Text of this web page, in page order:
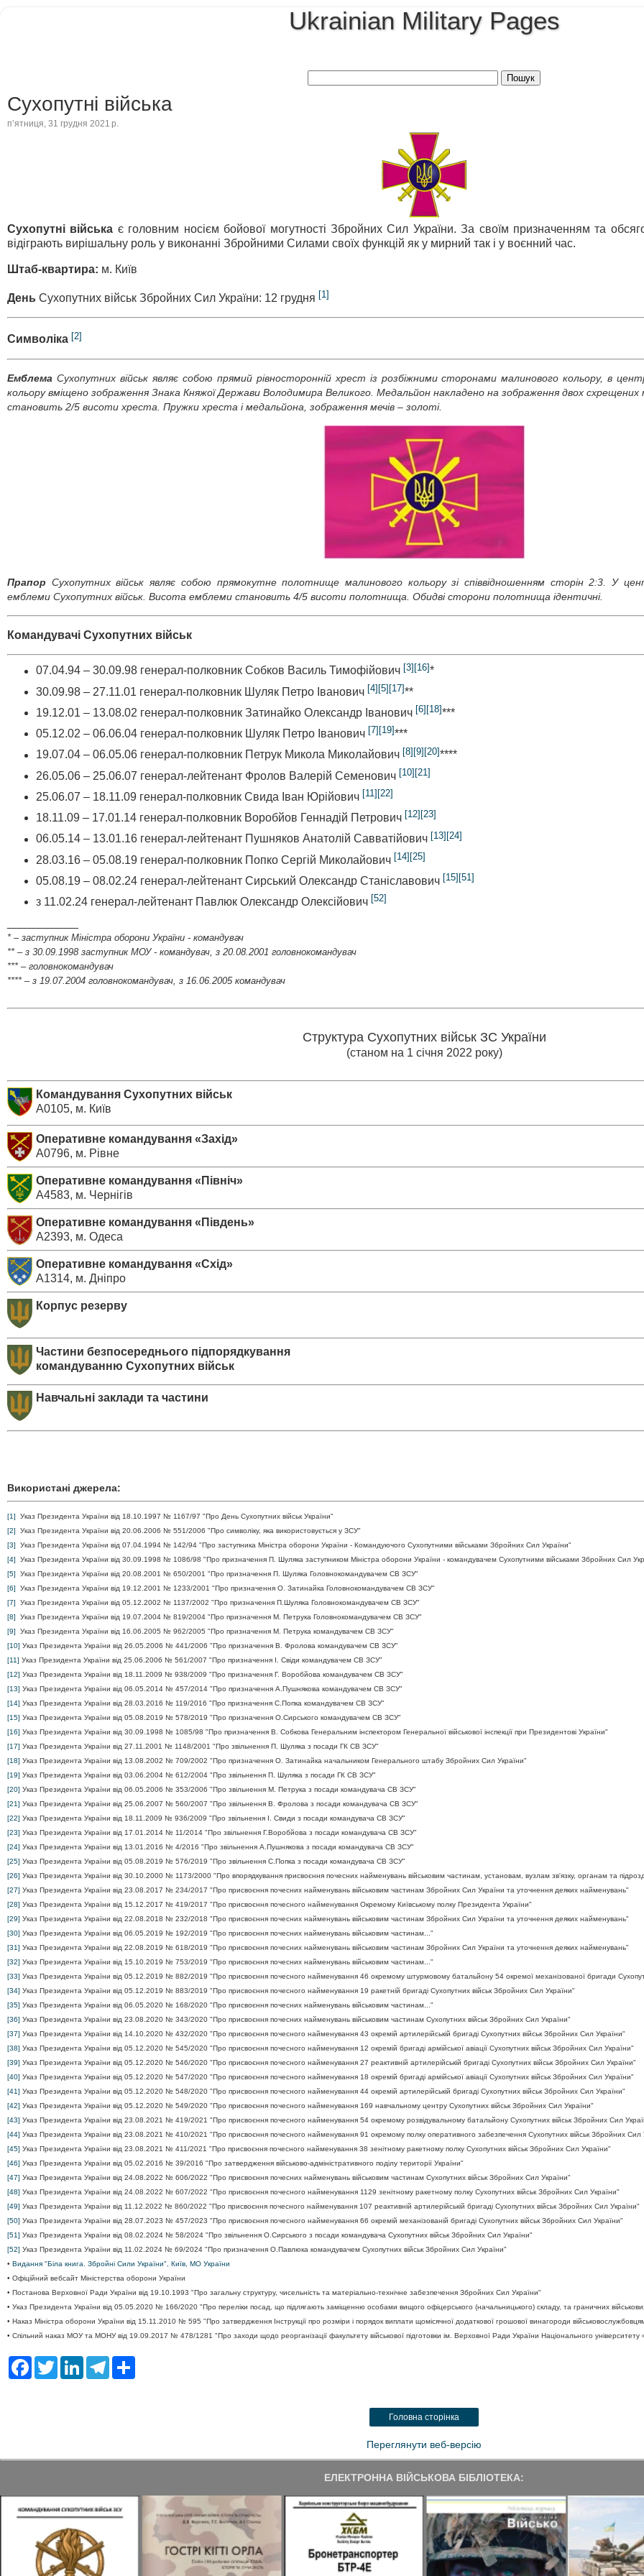
Ukrainian Military Pages
Сухопутні війська
пʼятниця, 31 грудня 2021 р.
Сухопутні війська є головним носієм бойової могутності Збройних Сил України. За своїм призначенням та
відіграють вирішальну роль у виконанні Збройними Силами своїх функцій як у мирний так і у воєнний час.
Штаб-квартира: м. Київ
День Сухопутних військ Збройних Сил України: 12 грудня [1]
Символіка [2]
Емблема Сухопутних військ являє собою прямий рівносторонній хрест із розбіжними сторонами малинового кольору, в
кольору вміщено зображення Знака Княжої Держави Володимира Великого. Медальйон накладено на зображення двох схрещених
становить 2/5 висоти хреста. Пружки хреста і медальйона, зображення мечів – золоті.
Прапор Сухопутних військ являє собою прямокутне полотнище малинового кольору зі співвідношенням сторін 2:3. У
емблеми Сухопутних військ. Висота емблеми становить 4/5 висоти полотнища. Обидві сторони полотнища ідентичні.
Командувачі Сухопутних військ
07.04.94 – 30.09.98 генерал-полковник Собков Василь Тимофійович [3][16]*
30.09.98 – 27.11.01 генерал-полковник Шуляк Петро Іванович [4][5][17]**
19.12.01 – 13.08.02 генерал-полковник Затинайко Олександр Іванович [6] [18]***
05.12.02 – 06.06.04 генерал-полковник Шуляк Петро Іванович [7] [19]***
19.07.04 – 06.05.06 генерал-полковник Петрук Микола Миколайович [8][9][20]****
26.05.06 – 25.06.07 генерал-лейтенант Фролов Валерій Семенович [10][21]
25.06.07 – 18.11.09 генерал-полковник Свида Іван Юрійович [11] [22]
18.11.09 – 17.01.14 генерал-полковник Воробйов Геннадій Петрович [12] [23]
06.05.14 – 13.01.16 генерал-лейтенант Пушняков Анатолій Савватійович [13][24]
28.03.16 – 05.08.19 генерал-полковник Попко Сергій Миколайович [14][25]
05.08.19 – 08.02.24 генерал-лейтенант Сирський Олександр Станіславович [15] [51]
з 11.02.24 генерал-лейтенант Павлюк Олександр Олексійович [52]
* – заступник Міністра оборони України - командувач
** – з 30.09.1998 заступник МОУ - командувач, з 20.08.2001 головнокомандувач
*** – головнокомандувач
**** – з 19.07.2004 головнокомандувач, з 16.06.2005 командувач
Структура Сухопутних військ ЗС України
(станом на 1 січня 2022 року)
Командування Сухопутних військ
А0105, м. Київ
Оперативне командування «Захід»
А0796, м. Рівне
Оперативне командування «Північ»
А4583, м. Чернігів
Оперативне командування «Південь»
А2393, м. Одеса
Оперативне командування «Схід»
А1314, м. Дніпро
Корпус резерву
Частини безпосереднього підпорядкування
командуванню Сухопутних військ
Навчальні заклади та частини
Використані джерела:
[1] Указ Президента України від 18.10.1997 № 1167/97 "Про День Сухопутних військ України"
[2] Указ Президента України від 20.06.2006 № 551/2006 "Про символіку, яка використовується у ЗСУ"
[3] Указ Президента України від 07.04.1994 № 142/94 "Про заступника Міністра оборони України - Командуючого Сухопутними військами Збройних Сил України"
[4] Указ Президента України від 30.09.1998 № 1086/98 "Про призначення П. Шуляка заступником Міністра оборони України - командувачем Сухопутними військами Збройних Сил
[5] Указ Президента України від 20.08.2001 № 650/2001 "Про призначення П. Шуляка Головнокомандувачем СВ ЗСУ"
[6] Указ Президента України від 19.12.2001 № 1233/2001 "Про призначення О. Затинайка Головнокомандувачем СВ ЗСУ"
[7] Указ Президента України від 05.12.2002 № 1137/2002 "Про призначення П.Шуляка Головнокомандувачем СВ ЗСУ"
[8] Указ Президента України від 19.07.2004 № 819/2004 "Про призначення М. Петрука Головнокомандувачем СВ ЗСУ"
[9] Указ Президента України від 16.06.2005 № 962/2005 "Про призначення М. Петрука командувачем СВ ЗСУ"
[10] Указ Президента України від 26.05.2006 № 441/2006 "Про призначення В. Фролова командувачем СВ ЗСУ"
[11] Указ Президента України від 25.06.2006 № 561/2007 "Про призначення І. Свіди командувачем СВ ЗСУ"
[12] Указ Президента України від 18.11.2009 № 938/2009 "Про призначення Г. Воробйова командувачем СВ ЗСУ"
[13] Указ Президента України від 06.05.2014 № 457/2014 "Про призначення А.Пушнякова командувачем СВ ЗСУ"
[14] Указ Президента України від 28.03.2016 № 119/2016 "Про призначення С.Попка командувачем СВ ЗСУ"
[15] Указ Президента України від 05.08.2019 № 578/2019 "Про призначення О.Сирського командувачем СВ ЗСУ"
[16] Указ Президента України від 30.09.1998 № 1085/98 "Про призначення В. Собкова Генеральним інспектором Генеральної військової інспекції при Президентові України"
[17] Указ Президента України від 27.11.2001 № 1148/2001 "Про звільнення П. Шуляка з посади ГК СВ ЗСУ"
[18] Указ Президента України від 13.08.2002 № 709/2002 "Про призначення О. Затинайка начальником Генерального штабу Збройних Сил України"
[19] Указ Президента України від 03.06.2004 № 612/2004 "Про звільнення П. Шуляка з посади ГК СВ ЗСУ"
[20] Указ Президента України від 06.05.2006 № 353/2006 "Про звільнення М. Петрука з посади командувача СВ ЗСУ"
[21] Указ Президента України від 25.06.2007 № 560/2007 "Про звільнення В. Фролова з посади командувача СВ ЗСУ"
[22] Указ Президента України від 18.11.2009 № 936/2009 "Про звільнення І. Свиди з посади командувача СВ ЗСУ"
[23] Указ Президента України від 17.01.2014 № 11/2014 "Про звільнення Г.Воробйова з посади командувача СВ ЗСУ"
[24] Указ Президента України від 13.01.2016 № 4/2016 "Про звільнення А.Пушнякова з посади командувача СВ ЗСУ"
[25] Указ Президента України від 05.08.2019 № 576/2019 "Про звільнення С.Попка з посади командувача СВ ЗСУ"
[26] Указ Президента України від 30.10.2000 № 1173/2000 "Про впорядкування присвоєння почесних найменувань військовим частинам, установам, вузлам зв'язку, органам та
[27] Указ Президента України від 23.08.2017 № 234/2017 "Про присвоєння почесних найменувань військовим частинам Збройних Сил України та уточнення деяких найменувань"
[28] Указ Президента України від 15.12.2017 № 419/2017 "Про присвоєння почесного найменування Окремому Київському полку Президента України"
[29] Указ Президента України від 22.08.2018 № 232/2018 "Про присвоєння почесних найменувань військовим частинам Збройних Сил України та уточнення деяких найменувань"
[30] Указ Президента України від 06.05.2019 № 192/2019 "Про присвоєння почесних найменувань військовим частинам..."
[31] Указ Президента України від 22.08.2019 № 618/2019 "Про присвоєння почесних найменувань військовим частинам Збройних Сил України та уточнення деяких найменувань"
[32] Указ Президента України від 15.10.2019 № 753/2019 "Про присвоєння почесних найменувань військовим частинам..."
[33] Указ Президента України від 05.12.2019 № 882/2019 "Про присвоєння почесного найменування 46 окремому штурмовому батальйону 54 окремої механізованої бригади
[34] Указ Президента України від 05.12.2019 № 883/2019 "Про присвоєння почесного найменування 19 ракетній бригаді Сухопутних військ Збройних Сил України"
[35] Указ Президента України від 06.05.2020 № 168/2020 "Про присвоєння почесних найменувань військовим частинам..."
[36] Указ Президента України від 23.08.2020 № 343/2020 "Про присвоєння почесних найменувань військовим частинам Сухопутних військ Збройних Сил України"
[37] Указ Президента України від 14.10.2020 № 432/2020 "Про присвоєння почесного найменування 43 окремій артилерійській бригаді Сухопутних військ Збройних Сил України"
[38] Указ Президента України від 05.12.2020 № 545/2020 "Про присвоєння почесного найменування 12 окремій бригаді армійської авіації Сухопутних військ Збройних Сил України"
[39] Указ Президента України від 05.12.2020 № 546/2020 "Про присвоєння почесного найменування 27 реактивній артилерійській бригаді Сухопутних військ Збройних Сил України"
[40] Указ Президента України від 05.12.2020 № 547/2020 "Про присвоєння почесного найменування 18 окремій бригаді армійської авіації Сухопутних військ Збройних Сил України"
[41] Указ Президента України від 05.12.2020 № 548/2020 "Про присвоєння почесного найменування 44 окремій артилерійській бригаді Сухопутних військ Збройних Сил України"
[42] Указ Президента України від 05.12.2020 № 549/2020 "Про присвоєння почесного найменування 169 навчальному центру Сухопутних військ Збройних Сил України"
[43] Указ Президента України від 23.08.2021 № 419/2021 "Про присвоєння почесного найменування 54 окремому розвідувальному батальйону Сухопутних військ Збройних Сил
[44] Указ Президента України від 23.08.2021 № 410/2021 "Про присвоєння почесного найменування 91 окремому полку оперативного забезпечення Сухопутних військ Збройних Сил
[45] Указ Президента України від 23.08.2021 № 411/2021 "Про присвоєння почесного найменування 38 зенітному ракетному полку Сухопутних військ Збройних Сил України"
[46] Указ Президента України від 05.02.2016 № 39/2016 "Про затвердження військово-адміністративного поділу території України"
[47] Указ Президента України від 24.08.2022 № 606/2022 "Про присвоєння почесних найменувань військовим частинам Сухопутних військ Збройних Сил України"
[48] Указ Президента України від 24.08.2022 № 607/2022 "Про присвоєння почесного найменування 1129 зенітному ракетному полку Сухопутних військ Збройних Сил України"
[49] Указ Президента України від 11.12.2022 № 860/2022 "Про присвоєння почесного найменування 107 реактивній артилерійській бригаді Сухопутних військ Збройних Сил України"
[50] Указ Президента України від 28.07.2023 № 457/2023 "Про присвоєння почесного найменування 66 окремій механізованій бригаді Сухопутних військ Збройних Сил України"
[51] Указ Президента України від 08.02.2024 № 58/2024 "Про звільнення О.Сирського з посади командувача Сухопутних військ Збройних Сил України"
[52] Указ Президента України від 11.02.2024 № 69/2024 "Про призначення О.Павлюка командувачем Сухопутних військ Збройних Сил України"
• Видання "Біла книга. Збройні Сили України", Київ, МО України
• Офіційний вебсайт Міністерства оборони України
• Постанова Верховної Ради України від 19.10.1993 "Про загальну структуру, чисельність та матеріально-технічне забезпечення Збройних Сил України"
• Указ Президента України від 05.05.2020 № 166/2020 "Про переліки посад, що підлягають заміщенню особами вищого офіцерського (начальницького) складу, та граничних
• Наказ Міністра оборони України від 15.11.2010 № 595 "Про затвердження Інструкції про розміри і порядок виплати щомісячної додаткової грошової винагороди
• Спільний наказ МОУ та МОНУ від 19.09.2017 № 478/1281 "Про заходи щодо реорганізації факультету військової підготовки ім. Верховної Ради України Національного університету
F
T
L
T
Головна сторінка
Переглянути веб-версію
ЕЛЕКТРОННА ВІЙСЬКОВА БІБЛІОТЕКА: